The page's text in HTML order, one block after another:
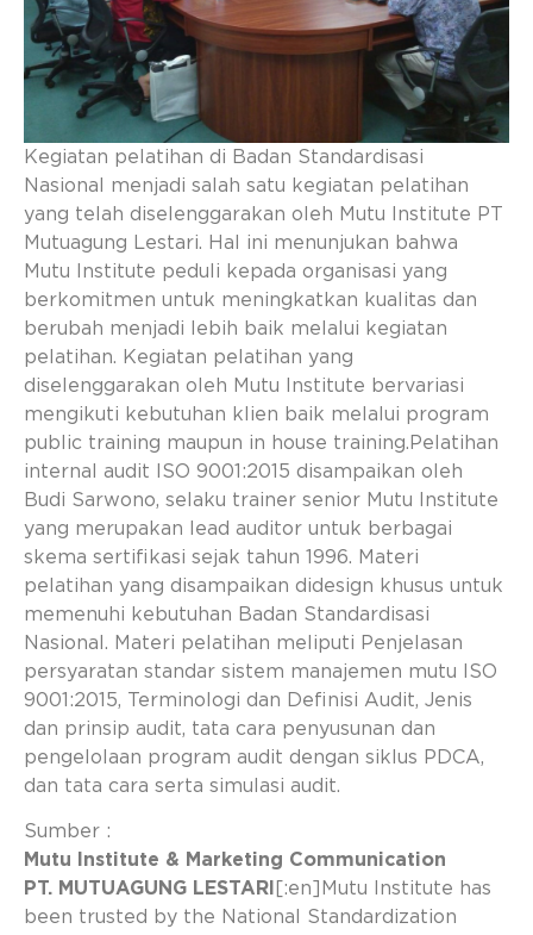
Kegiatan pelatihan di Badan Standardisasi
Nasional menjadi salah satu kegiatan pelatihan
yang telah diselenggarakan oleh Mutu Institute PT
Mutuagung Lestari. Hal ini menunjukan bahwa
Mutu Institute peduli kepada organisasi yang
berkomitmen untuk meningkatkan kualitas dan
berubah menjadi lebih baik melalui kegiatan
pelatihan. Kegiatan pelatihan yang
diselenggarakan oleh Mutu Institute bervariasi
mengikuti kebutuhan klien baik melalui program
public training maupun in house training.Pelatihan
internal audit ISO 9001:2015 disampaikan oleh
Budi Sarwono, selaku trainer senior Mutu Institute
yang merupakan lead auditor untuk berbagai
skema sertifikasi sejak tahun 1996. Materi
pelatihan yang disampaikan didesign khusus untuk
memenuhi kebutuhan Badan Standardisasi
Nasional. Materi pelatihan meliputi Penjelasan
persyaratan standar sistem manajemen mutu ISO
9001:2015, Terminologi dan Definisi Audit, Jenis
dan prinsip audit, tata cara penyusunan dan
pengelolaan program audit dengan siklus PDCA,
dan tata cara serta simulasi audit.
Sumber :
Mutu Institute & Marketing Communication
PT. MUTUAGUNG LESTARI
[:en]Mutu Institute has
been trusted by the National Standardization